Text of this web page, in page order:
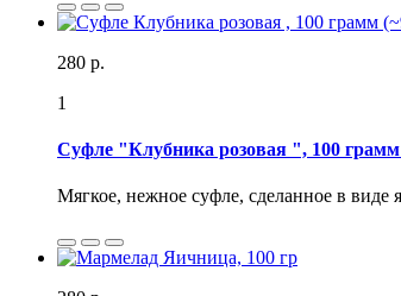
280 р.
1
Суфле "Клубника розовая ", 100
Мягкое, нежное суфле, сделанное в